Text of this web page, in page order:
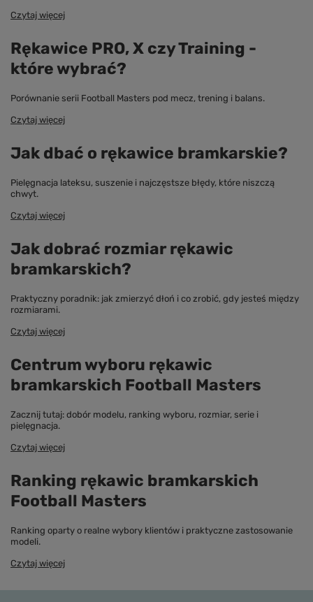
Czytaj więcej
Rękawice PRO, X czy Training -
które wybrać?
Porównanie serii Football Masters pod mecz, trening i balans.
Czytaj więcej
Jak dbać o rękawice bramkarskie?
Pielęgnacja lateksu, suszenie i najczęstsze błędy, które niszczą
chwyt.
Czytaj więcej
Jak dobrać rozmiar rękawic
bramkarskich?
Praktyczny poradnik: jak zmierzyć dłoń i co zrobić, gdy jesteś między
rozmiarami.
Czytaj więcej
Centrum wyboru rękawic
bramkarskich Football Masters
Zacznij tutaj: dobór modelu, ranking wyboru, rozmiar, serie i
pielęgnacja.
Czytaj więcej
Ranking rękawic bramkarskich
Football Masters
Ranking oparty o realne wybory klientów i praktyczne zastosowanie
modeli.
Czytaj więcej